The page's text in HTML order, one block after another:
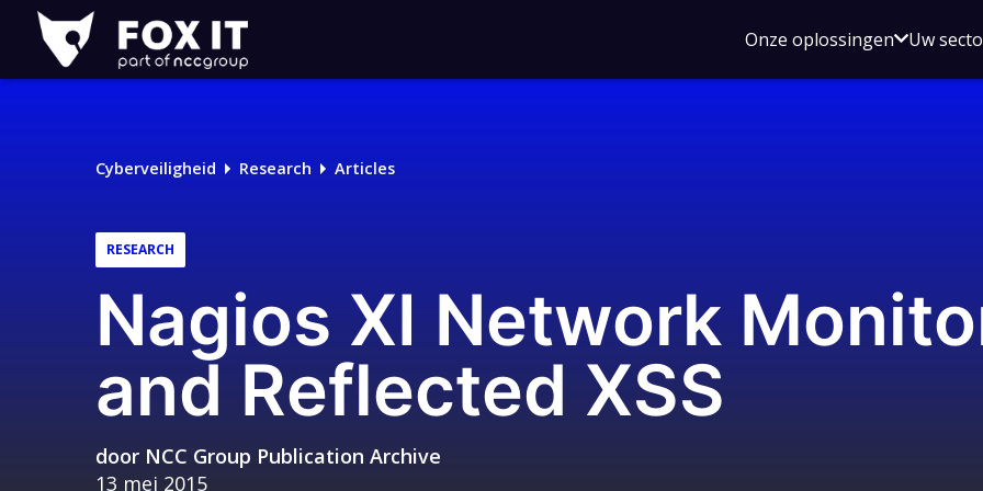
Fox-
IT
Onze oplossingenOpen
voor
Uw
Cyberveiligheid Research Articles
RESEARCH
Nagios XI Network
and Reflected XSS
door NCC Group Publication Archive
13 mei 2015